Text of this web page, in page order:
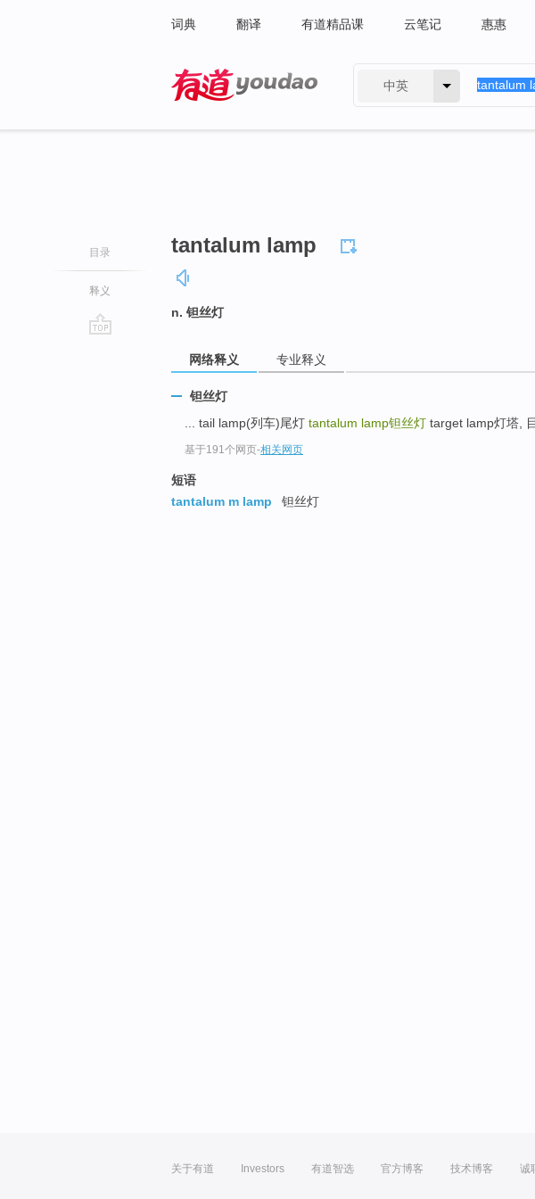
词典 翻译 有道精品课 云笔记 惠惠
中英
目录
释义
tantalum lamp
n. 钽丝灯
网络释义 专业释义
钽丝灯
... tail lamp(列车)尾灯 tantalum lamp钽丝灯 target lamp灯塔,
基于191个网页-相关网页
短语
tantalum m lamp
钽丝灯
关于有道 Investors 有道智选 官方博客 技术博客 诚